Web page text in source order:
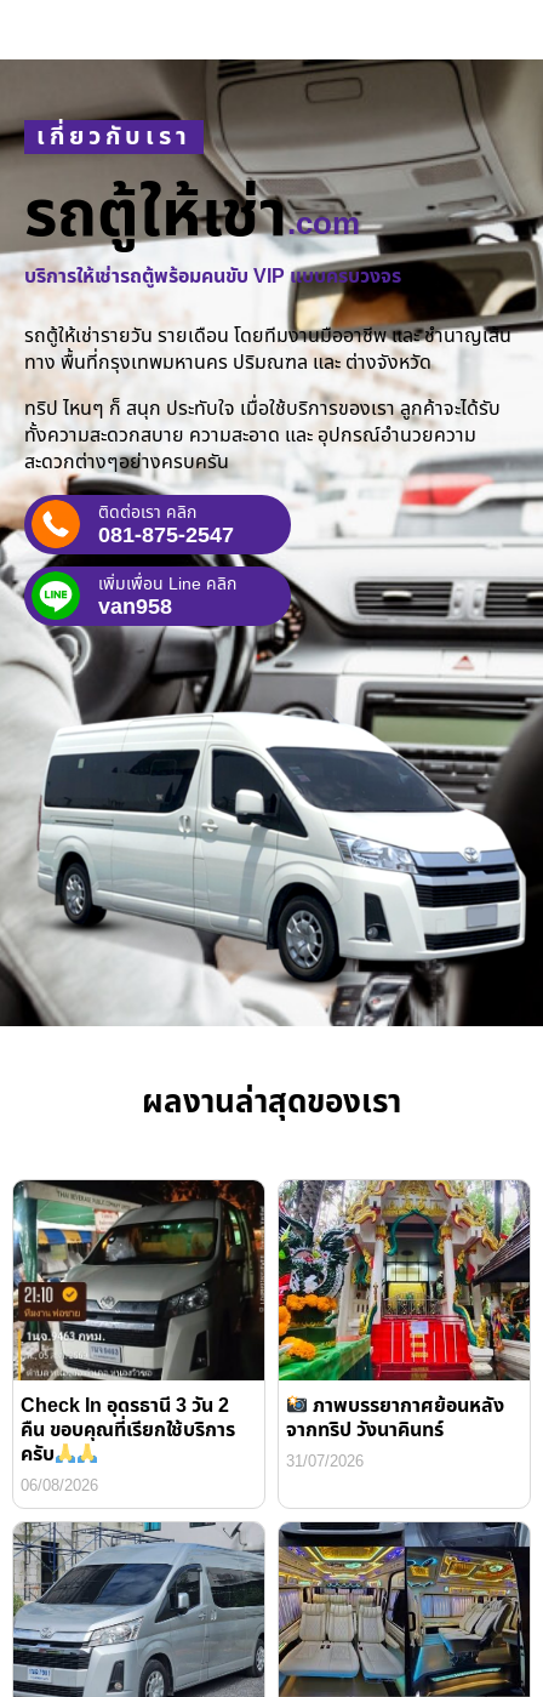
เกี่ยวกับเรา
รถตู้ให้เช่า.com
บริการให้เช่ารถตู้พร้อมคนขับ VIP แบบครบวงจร
รถตู้ให้เช่ารายวัน รายเดือน โดยทีมงานมืออาชีพ และ ชำนาญเส้น
ทาง พื้นที่กรุงเทพมหานคร ปริมณฑล และ ต่างจังหวัด
ทริป ไหนๆ ก็ สนุก ประทับใจ เมื่อใช้บริการของเรา ลูกค้าจะได้รับ
ทั้งความสะดวกสบาย ความสะอาด และ อุปกรณ์อำนวยความ
สะดวกต่างๆอย่างครบครัน
ติดต่อเรา คลิก
081-875-2547
เพิ่มเพื่อน Line คลิก
van958
ผลงานล่าสุดของเรา
Check In อุดรธานี 3 วัน 2
คืน ขอบคุณที่เรียกใช้บริการ
ครับ
06/08/2026
ภาพบรรยากาศย้อนหลัง
จากทริป วังนาคินทร์
31/07/2026